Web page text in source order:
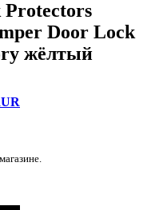
Protectors
Door Lock
жёлтый